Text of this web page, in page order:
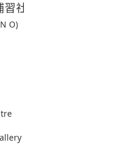
社
O)